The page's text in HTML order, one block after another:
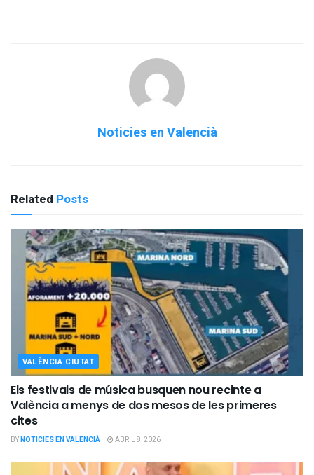
Noticies en Valencià
Related Posts
VALÈNCIA CIUTAT
Els festivals de música busquen nou recinte a
València a menys de dos mesos de les primeres
cites
BYNOTICIES EN VALENCIÀ ABRIL 8, 2026